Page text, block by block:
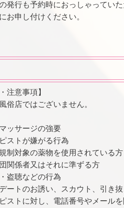
発行も予約時におっしゃっていた
お申し付けください。
注意事項】
俗店ではございません。
ッサージの強要
ストが嫌がる行為
規制対象の薬物を使用されている方
団関係者又はそれに準ずる方
盗聴などの行為
デートのお誘い、スカウト、引き
ピストに対し、電話番号やメール